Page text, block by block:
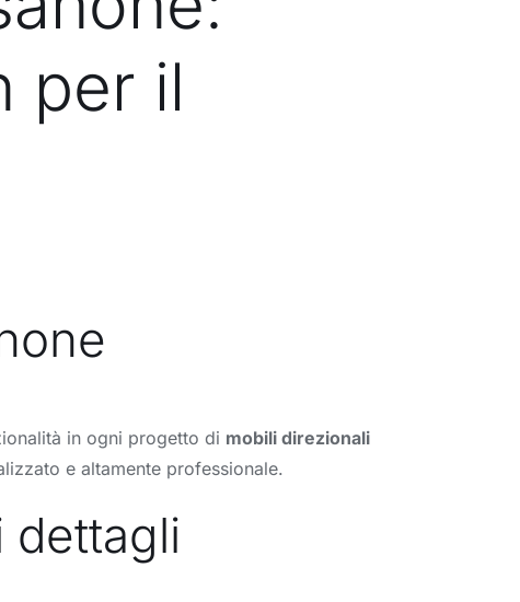
per il
in ogni progetto di mobili direzionali
e altamente professionale.
dettagli